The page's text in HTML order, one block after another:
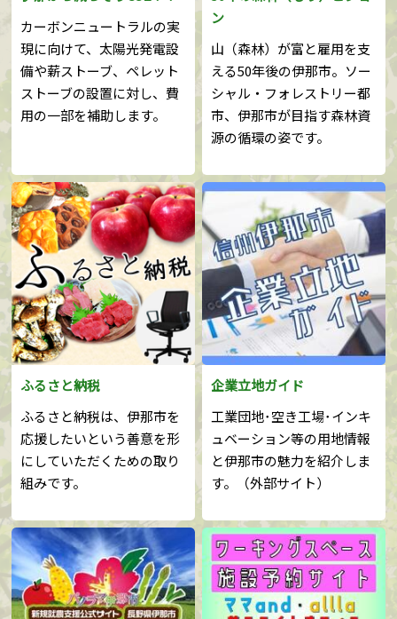
カーボンニュートラルの実
現に向けて、太陽光発電設
備や薪ストーブ、ペレット
ストーブの設置に対し、費
用の一部を補助します。
ン
山（森林）が富と雇用を支
える50年後の伊那市。ソー
シャル・フォレストリー都
市、伊那市が目指す森林資
源の循環の姿です。
ふるさと納税
ふるさと納税は、伊那市を
応援したいという善意を形
にしていただくための取り
組みです。
企業立地ガイド
工業団地･空き工場･インキ
ュベーション等の用地情報
と伊那市の魅力を紹介しま
す。（外部サイト）